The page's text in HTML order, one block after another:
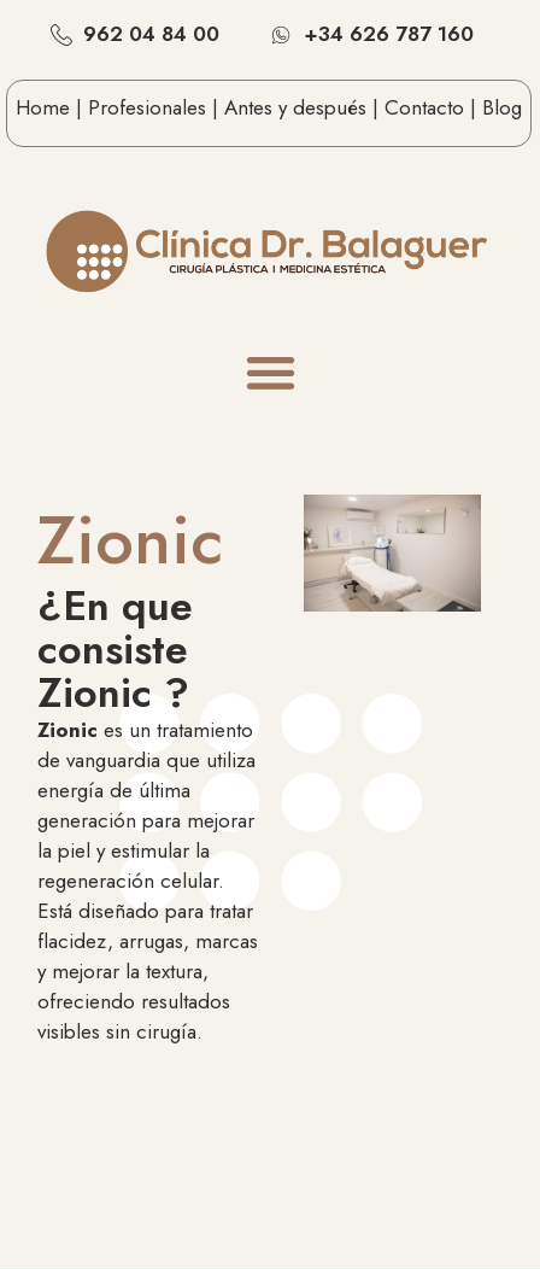
962 04 84 00 +34 626 787 160
Home | Profesionales | Antes y después | Contacto | Blog
Zionic
¿En que
consiste
Zionic ?
Zionic es un tratamiento
de vanguardia que utiliza
energía de última
generación para mejorar
la piel y estimular la
regeneración celular.
Está diseñado para tratar
flacidez, arrugas, marcas
y mejorar la textura,
ofreciendo resultados
visibles sin cirugía.